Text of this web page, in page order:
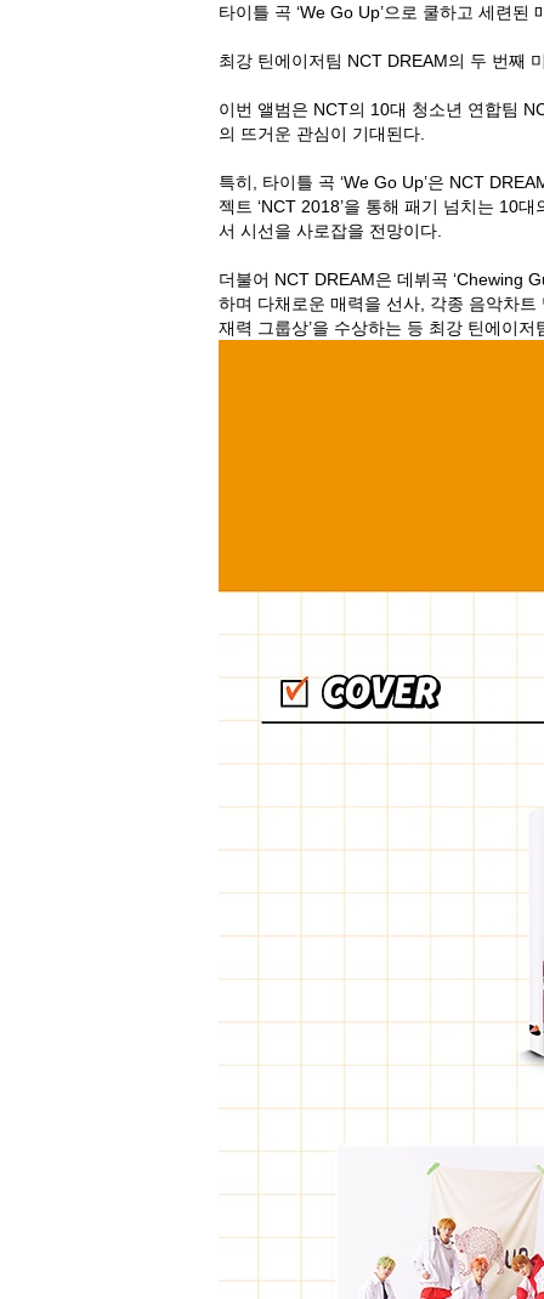
타이틀 곡 ‘We Go Up’으로 쿨하고 세련된
최강 틴에이저팀 NCT DREAM의 두 번째
이번 앨범은 NCT의 10대 청소년 연합팀
의 뜨거운 관심이 기대된다.
특히, 타이틀 곡 ‘We Go Up’은 NCT
젝트 ‘NCT 2018’을 통해 패기 넘치는 10
서 시선을 사로잡을 전망이다.
더불어 NCT DREAM은 데뷔곡 ‘Chewing
하며 다채로운 매력을 선사, 각종 음악차트
재력 그룹상’을 수상하는 등 최강 틴에이